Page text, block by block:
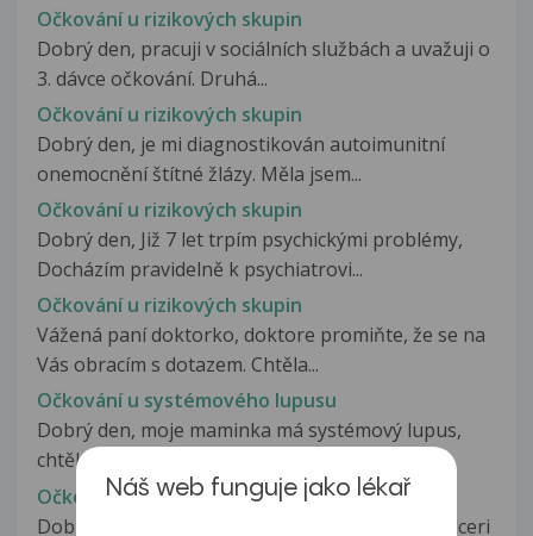
Očkování u rizikových skupin
Dobrý den, pracuji v sociálních službách a uvažuji o
3. dávce očkování. Druhá...
Očkování u rizikových skupin
Dobrý den, je mi diagnostikován autoimunitní
onemocnění štítné žlázy. Měla jsem...
Očkování u rizikových skupin
Dobrý den, Již 7 let trpím psychickými problémy,
Docházím pravidelně k psychiatrovi...
Očkování u rizikových skupin
Vážená paní doktorko, doktore promiňte, že se na
Vás obracím s dotazem. Chtěla...
Očkování u systémového lupusu
Dobrý den, moje maminka má systémový lupus,
chtěla jsem se zeptat, zda bude...
Očkování u tříměsíční dcery
Dobry den,ve ctvrtek jsem zacala me 3mesicni dceri
Náš web funguje jako lékař